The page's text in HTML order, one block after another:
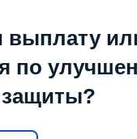
по